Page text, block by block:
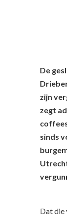
De
zijn
zegt
sinds
Dat die